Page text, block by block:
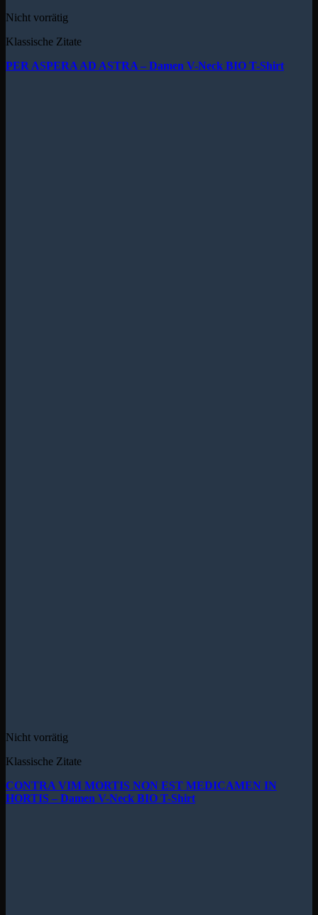
Nicht vorrätig
Klassische Zitate
PER ASPERA AD ASTRA – Damen V-Neck BIO T-Shirt
Nicht vorrätig
Klassische Zitate
CONTRA VIM MORTIS NON EST MEDICAMEN IN
HORTIS – Damen V-Neck BIO T-Shirt